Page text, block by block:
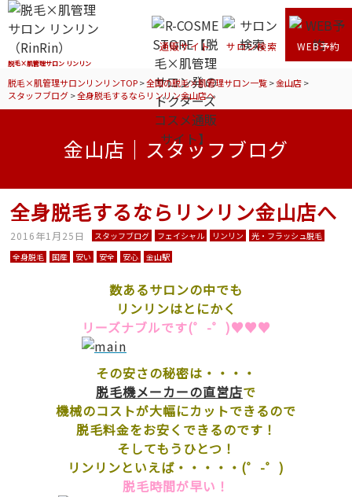
脱毛×肌管理サロン リンリン
通販サイト サロン検索 WEB予約
脱毛×肌管理サロンリンリンTOP>全国の脱毛×肌管理サロン一覧>金山店>
スタッフブログ>全身脱毛するならリンリン金山店へ
金山店｜スタッフブログ
全身脱毛するならリンリン金山店へ
2016年1月25日 スタッフブログ フェイシャル リンリン
光・フラッシュ脱毛
全身脱毛
国産 安い 安全 安心 金山駅
数あるサロンの中でも
リンリンはとにかく
リーズナブルです(゜-゜)♥♥♥
その安さの秘密は・・・・
脱毛機メーカーの直営店で
機械のコストが大幅にカットできるので
脱毛料金をお安くできるのです！
そしてもうひとつ！
リンリンといえば・・・・・(゜-゜)
脱毛時間が早い！